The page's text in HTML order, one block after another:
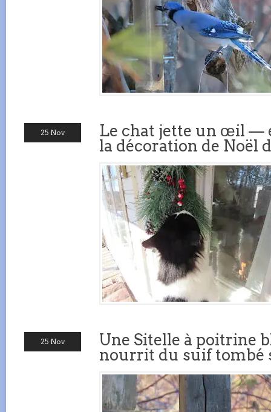
25 Nov
Le chat jette un œil —
la décoration de Noël
25 Nov
Une Sitelle à poitrine
nourrit du suif tombé